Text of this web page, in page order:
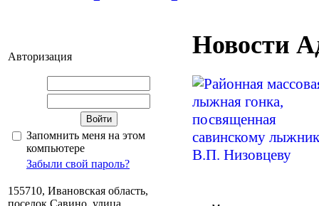
Авторизация
Запомнить меня на этом
компьютере
Забыли свой пароль?
155710, Ивановская область,
поселок Савино, улица
Новости